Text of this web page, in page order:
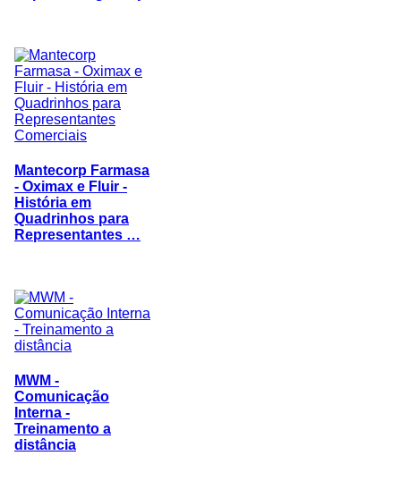
Mantecorp Farmasa
- Oximax e Fluir -
História em
Quadrinhos para
Representantes …
MWM -
Comunicação
Interna -
Treinamento a
distância